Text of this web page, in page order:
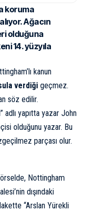
koruma
Ağacın
olduğuna
14. yüzyıla
kanun
verdiği geçmez.
söz edilir.
adlı yapıtta yazar John
olduğunu yazar. Bu
parçası olur.
Nottingham
dışındaki
“Arslan Yürekli